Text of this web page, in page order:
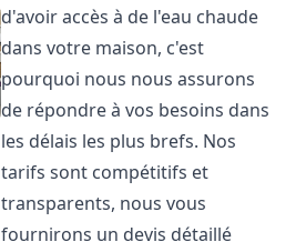
d'avoir accès à de l'eau chaude
dans votre maison, c'est
pourquoi nous nous assurons
de répondre à vos besoins dans
les délais les plus brefs. Nos
tarifs sont compétitifs et
transparents, nous vous
fournirons un devis détaillé